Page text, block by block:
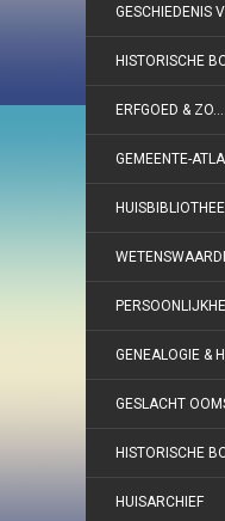
GESCHIEDENIS
HISTORISCHE
ERFGOED & ZO…
GEMEENTE-
GENEALOGIE &
GESLACHT
HISTORISCHE
HUISARCHIEF